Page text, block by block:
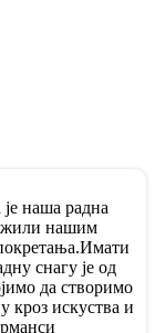
наша радна
нашим
снагу је од
да створимо
кроз искуства и